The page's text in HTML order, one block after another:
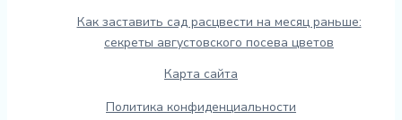
Как заставить сад расцвести на месяц раньше:
секреты августовского посева цветов
Карта сайта
Политика конфиденциальности